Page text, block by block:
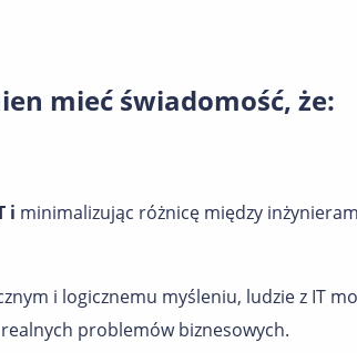
mieć świadomość, że:
i minimalizując różnicę między
i logicznemu myśleniu, ludzie z IT
problemów biznesowych.